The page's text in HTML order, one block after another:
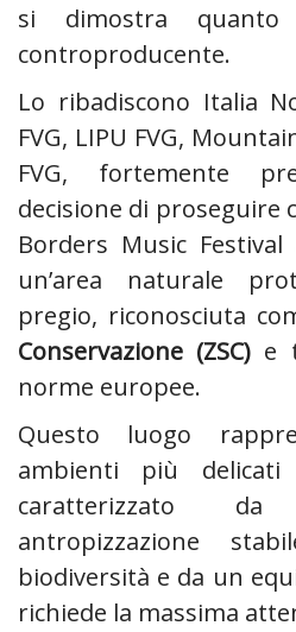
si dimostra
controproducente.
Lo ribadiscono Italia
FVG, LIPU FVG,
FVG, fortemente
decisione di proseguire
Borders Music
un’area naturale
pregio, riconosciuta
Conservazione (ZSC) e
norme europee.
Questo luogo
ambienti più
caratterizzato
antropizzazione
biodiversità e da un
richiede la massima